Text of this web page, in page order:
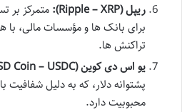
ریپل (Ripple – XRP):
متمرکز بر
برای بانک ها و مؤسسات مالی،
تراکنش ها.
یو اس دی کوین (USD Coin – USDC):
پشتوانه دلار، که به دلیل شفافیت
محبوبیت دارد.